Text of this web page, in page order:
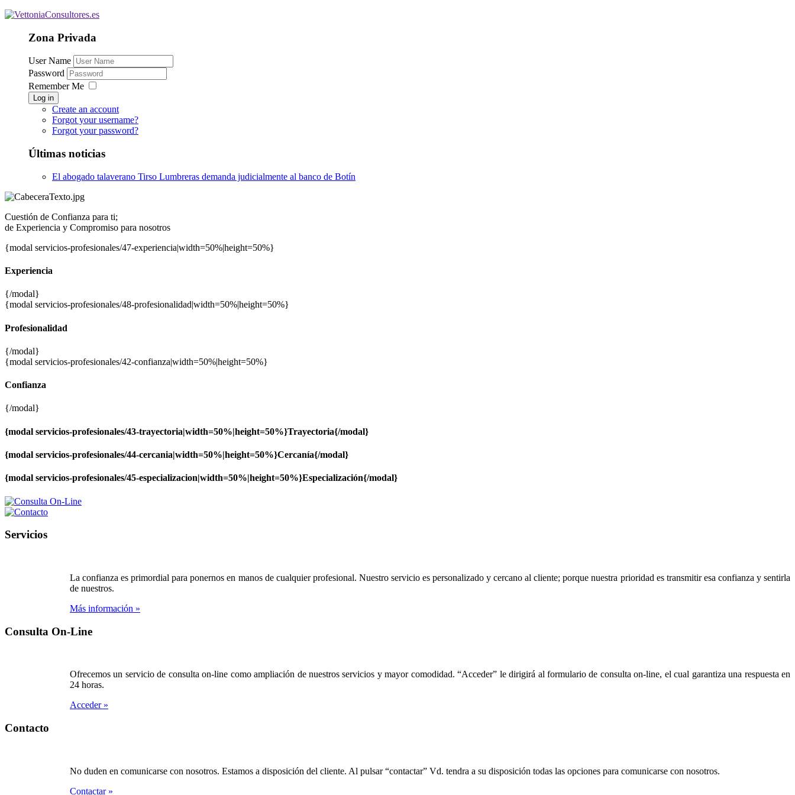
Zona Privada
User Name
Password
Remember Me
Log in
Create an account
Forgot your username?
Forgot your password?
Últimas noticias
El abogado talaverano Tirso Lumbreras demanda judicialmente al banco de Botín
Cuestión de Confianza para ti;
de Experiencia y Compromiso para nosotros
{modal servicios-profesionales/47-experiencia|width=50%|height=50%}
Experiencia
{/modal}
{modal servicios-profesionales/48-profesionalidad|width=50%|height=50%}
Profesionalidad
{/modal}
{modal servicios-profesionales/42-confianza|width=50%|height=50%}
Confianza
{/modal}
{modal servicios-profesionales/43-trayectoria|width=50%|height=50%}Trayectoria{/modal}
{modal servicios-profesionales/44-cercania|width=50%|height=50%}Cercanía{/modal}
{modal servicios-profesionales/45-especializacion|width=50%|height=50%}Especialización{/modal}
Servicios
La confianza es primordial para ponernos en manos de cualquier profesional. Nuestro servicio es personalizado y cercano al cliente; porque nuestra prioridad es transmitir esa confianza y sentirla
de nuestros.
Más información »
Consulta On-Line
Ofrecemos un servicio de consulta on-line como ampliación de nuestros servicios y mayor comodidad. “Acceder” le dirigirá al formulario de consulta on-line, el cual garantiza una respuesta en
24 horas.
Acceder »
Contacto
No duden en comunicarse con nosotros. Estamos a disposición del cliente. Al pulsar “contactar” Vd. tendra a su disposición todas las opciones para comunicarse con nosotros.
Contactar »